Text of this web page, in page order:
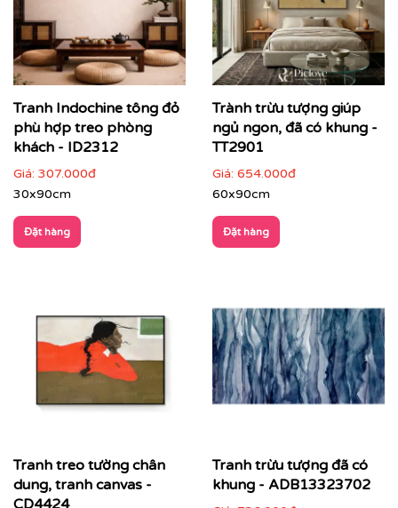
Showroom, gallery, không gian trưng bày
chiều sâu và nhịp điệu không gian
Tranh Indochine tông đỏ
phù hợp treo phòng
khách - ID2312
Giá: 307.000đ
30x90cm
Đặt hàng
Trành trừu tượng giúp
ngủ ngon, đã có khung -
TT2901
Giá: 654.000đ
60x90cm
Đặt hàng
Tranh treo tường chân
dung, tranh canvas -
CD4424
Tranh trừu tượng đã có
khung - ADB13323702